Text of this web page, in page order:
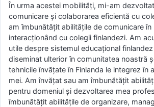
În urma acestei mobilități, mi-am
comunicare și colaborarea eficientă cu
am îmbunătățit abilitățile de comunicare în
interacționând cu colegii finlandezi. Am
utile despre sistemul educațional
diseminat ulterior în comunitatea noastră
tehnicile învățate în Finlanda le integrez în
mei. Am învățat sau am îmbunătățit
pentru domeniul și dezvoltarea mea
îmbunătățit abilitățile de organizare,